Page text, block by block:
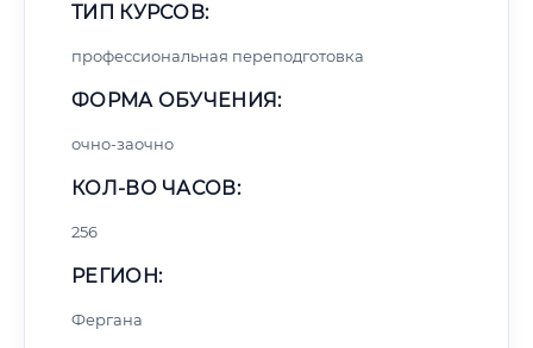
ТИП КУРСОВ:
профессиональная переподготовка
ФОРМА ОБУЧЕНИЯ:
очно-заочно
КОЛ-ВО ЧАСОВ:
256
РЕГИОН:
Фергана